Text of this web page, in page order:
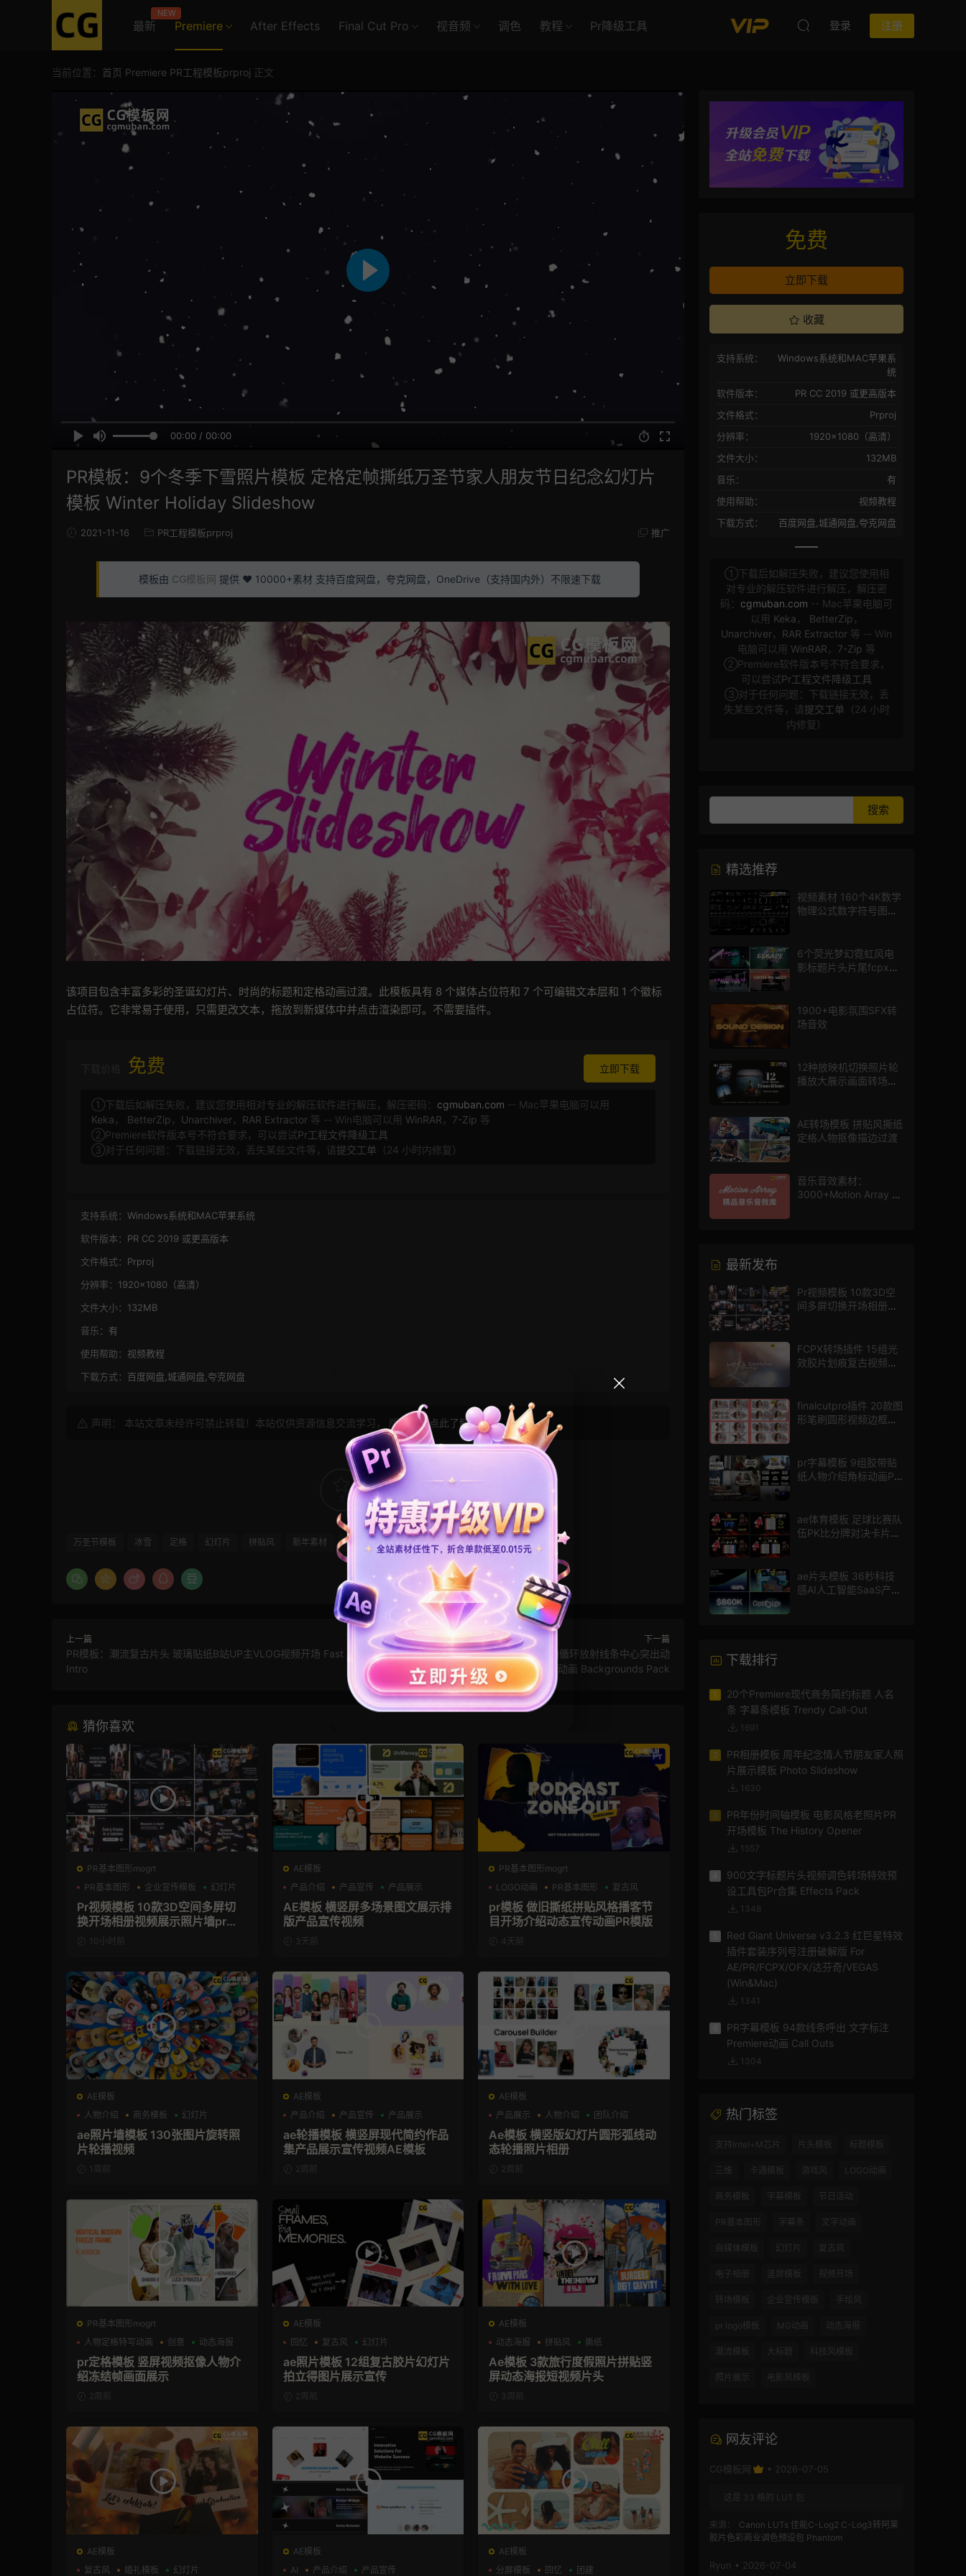
最新
NEW
Premiere After Effects Final Cut Pro 视音频 调色 教程 Pr降级工具 登录 注册
当前位置： 首页 Premiere PR工程模板prproj 正文
00:00 / 00:00
PR模板：9个冬季下雪照片模板 定格定帧撕纸万圣节家人朋友节日纪念幻灯片
模板 Winter Holiday Slideshow
2021-11-16 PR工程模板prproj 推广
模板由 CG模板网 提供 ❤️ 10000+素材 支持百度网盘，夸克网盘，OneDrive（支持国内外）不限速下载
该项目包含丰富多彩的圣诞幻灯片、时尚的标题和定格动画过渡。此模板具有 8 个媒体占位符和 7 个可编辑文本层和 1 个徽标
占位符。它非常易于使用，只需更改文本，拖放到新媒体中并点击渲染即可。不需要插件。
免费 立即下载
①下载后如解压失败，建议您使用相对专业的解压软件进行解压，解压密码： cgmuban.com -- Mac苹果电脑可以用
Keka ， BetterZip ， Unarchiver， RAR Extractor 等 -- Win电脑可以用 WinRAR ， 7-Zip 等
②Premiere软件版本号不符合要求，可以尝试Pr工程文件降级工具
③对于任何问题：下载链接无效，丢失某些文件等，请提交工单 （24 小时内修复）
支持系统： Windows系统和MAC苹果系统
软件版本： PR CC 2019 或更高版本
文件格式： Prproj
分辨率： 1920×1080（高清）
文件大小： 132MB
音乐： 有
使用帮助： 视频教程
下载方式： 百度网盘,城通网盘,夸克网盘
声明： 本站文章未经许可禁止转载！本站仅供资源信息交流学习， 版权说明点此了解！
0
万圣节模板 冰雪 定格 幻灯片 拼贴风 新年素材 电子相册 节日活动 雪花
上一篇
PR模板：潮流复古片头 玻璃贴纸B站UP主VLOG视频开场 Fast
Intro
下一篇
AE模板：12个MG卡通动漫漫画背景 卡通循环放射线条中心突出动
态背景动画 Backgrounds Pack
猜你喜欢
PR基本图形mogrt
PR基本图形
企业宣传模板 幻灯片
Pr视频模板 10款3D空间多屏切
换开场相册视频展示照片墙pr模
10小时前
AE模板
产品介绍
产品宣传 产品展示
AE模板 横竖屏多场景图文展示排
版产品宣传视频
3天前
PR基本图形mogrt
LOGO动画
PR基本图形 复古风
pr模板 做旧撕纸拼贴风格播客节
目开场介绍动态宣传动画PR模版
4天前
AE模板
人物介绍
商务模板 幻灯片
ae照片墙模板 130张图片旋转照
片轮播视频
1周前
AE模板
产品介绍
产品宣传 产品展示
ae轮播模板 横竖屏现代简约作品
集产品展示宣传视频AE模板
2周前
AE模板
产品展示
人物介绍 团队介绍
Ae模板 横竖版幻灯片圆形弧线动
态轮播照片相册
2周前
PR基本图形mogrt
人物定格特写动画
创意 动态海报
pr定格模板 竖屏视频抠像人物介
绍冻结帧画面展示
2周前
AE模板
回忆
复古风 幻灯片
ae照片模板 12组复古胶片幻灯片
拍立得图片展示宣传
2周前
AE模板
动态海报
拼贴风 撕纸
Ae模板 3款旅行度假照片拼贴竖
屏动态海报短视频片头
3周前
AE模板
复古风
婚礼模板 幻灯片
AE模板
AI
产品介绍 产品宣传
AE模板
分屏模板
回忆 团建
免费
立即下载
收藏
支持系统：
Windows系统和MAC苹果系
统
软件版本：
PR CC 2019 或更高版本
文件格式：
Prproj
分辨率：
1920×1080（高清）
文件大小：
132MB
音乐：
有
使用帮助：
视频教程
下载方式：
百度网盘,城通网盘,夸克网盘
①下载后如解压失败，建议您使用相
对专业的解压软件进行解压，解压密
码： cgmuban.com -- Mac苹果电脑可
以用 Keka ， BetterZip ，
Unarchiver， RAR Extractor 等 -- Win
电脑可以用 WinRAR ， 7-Zip 等
②Premiere软件版本号不符合要求，
可以尝试Pr工程文件降级工具
③对于任何问题：下载链接无效，丢
失某些文件等，请提交工单 （24 小时
内修复）
精选推荐
视频素材 160个4K数学
物理公式数字符号图标
6个荧光梦幻霓虹风电
影标题片头片尾fcpx插
1900+电影氛围SFX转
场音效
12种放映机切换照片轮
播放大展示画面转场动
AE转场模板 拼贴风撕纸
定格人物抠像描边过渡
音乐音效素材：
3000+Motion Array 影
最新发布
Pr视频模板 10款3D空
间多屏切换开场相册视
FCPX转场插件 15组光
效胶片划痕复古视频过
finalcutpro插件 20款图
形笔刷圆形视频边框遮
pr字幕模板 9组胶带贴
纸人物介绍角标动画PR
ae体育模板 足球比赛队
伍PK比分牌对决卡片球
ae片头模板 36秒科技
感AI人工智能SaaS产品
下载排行
1
20个Premiere现代商务简约标题 人名
条 字幕条模板 Trendy Call-Out
1691
2
PR相册模板 周年纪念情人节朋友家人照
片展示模板 Photo Slideshow
1630
3
PR年份时间轴模板 电影风格老照片PR
开场模板 The History Opener
1557
900文字标题片头视频调色转场特效预
设工具包Pr合集 Effects Pack
1348
Red Giant Universe v3.2.3 红巨星特效
插件套装序列号注册破解版 For
AE/PR/FCPX/OFX/达芬奇/VEGAS
(Win&Mac)
1341
PR字幕模板 94款线条呼出 文字标注
Premiere动画 Call Outs
1304
热门标签
支持Intel+M芯片 片头模板 标题模板
三维 卡通模板 游戏风 LOGO动画
商务模板 字幕模板 节日活动
PR基本图形 字幕条 文字动画
自媒体模板 幻灯片 复古风
电子相册 竖屏模板 视频开场
转场模板 企业宣传模板 手绘风
pr logo模板 MG动画 动态海报
潮流模板 大标题 科技风模板
照片展示 电影风模板
网友评论
CG模板网 • 2026-07-05
这是 33 格的 LUT 包
来源：
Canon LUTs 佳能C-Log2 C-Log3转阿莱
胶片色彩商业调色预设包 Phantom
Ryun • 2026-07-04